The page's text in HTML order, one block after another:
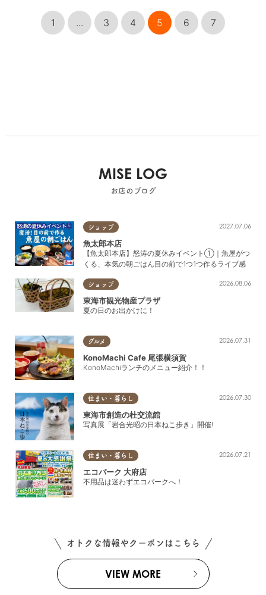
1 ... 3 4 5 6 7
MISE LOG
お店のブログ
ショップ 2027.07.06
魚太郎本店
【魚太郎本店】怒涛の夏休みイベント①｜魚屋がつ
くる、本気の朝ごはん目の前で1つ1つ作るライブ感
ショップ 2026.08.06
東海市観光物産プラザ
夏の日のお出かけに！
グルメ 2026.07.31
KonoMachi Cafe 尾張横須賀
KonoMachiランチのメニュー紹介！！
住まい・暮らし 2026.07.30
東海市創造の杜交流館
写真展「岩合光昭の日本ねこ歩き」開催!
住まい・暮らし 2026.07.21
エコパーク 大府店
不用品は迷わずエコパークへ！
オトクな情報やクーポンはこちら
VIEW MORE